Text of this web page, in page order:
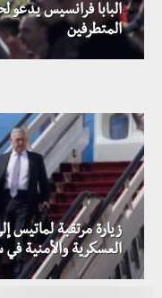
البابا فرانسيس يدعو
المتطرفين
عبدالله الثاني يبحث
تطوير العلاقات البينية
سبعة من متطوعي
زيارة مرتقبة لماتيس
العسكرية والأمنية في